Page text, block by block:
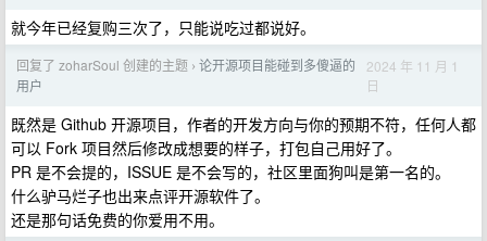
就今年已经复购三次了，只能说吃过都说好。
回复了 zoharSoul 创建的主题 › 论开源项目能碰到多傻逼的
用户
2024 年 11 月 1
日
既然是 Github 开源项目，作者的开发方向与你的预期不符，任何人都
可以 Fork 项目然后修改成想要的样子，打包自己用好了。
PR 是不会提的，ISSUE 是不会写的，社区里面狗叫是第一名的。
什么驴马烂子也出来点评开源软件了。
还是那句话免费的你爱用不用。